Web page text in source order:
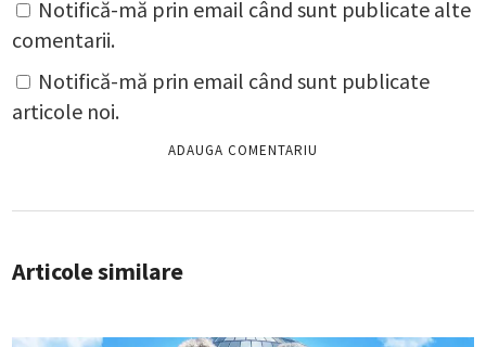
Notifică-mă prin email când sunt publicate alte
comentarii.
Notifică-mă prin email când sunt publicate
articole noi.
Articole similare